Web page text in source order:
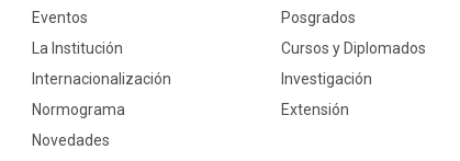
Eventos
La Institución
Internacionalización
Normograma
Novedades
Posgrados
Cursos y Diplomados
Investigación
Extensión